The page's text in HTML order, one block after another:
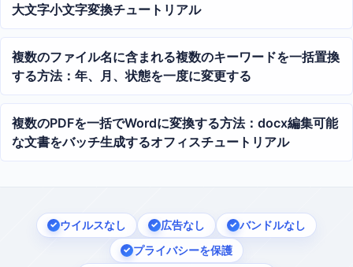
大文字小文字変換チュートリアル
複数のファイル名に含まれる複数のキーワードを一括置換
する方法：年、月、状態を一度に変更する
複数のPDFを一括でWordに変換する方法：docx編集可能
な文書をバッチ生成するオフィスチュートリアル
ウイルスなし 広告なし
バンドルなし
プライバシーを保護